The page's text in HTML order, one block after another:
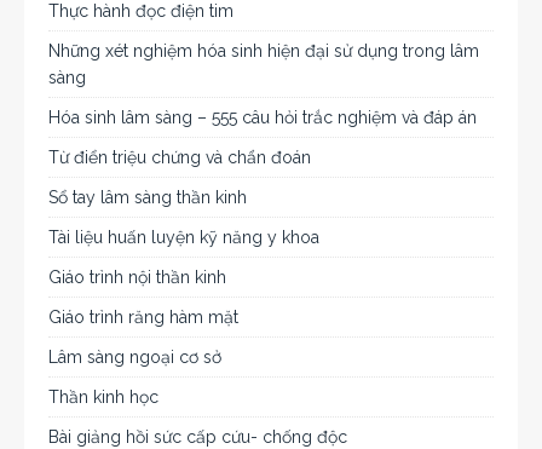
Thực hành đọc điện tim
Những xét nghiệm hóa sinh hiện đại sử dụng trong lâm
sàng
Hóa sinh lâm sàng – 555 câu hỏi trắc nghiệm và đáp án
Từ điển triệu chứng và chẩn đoán
Sổ tay lâm sàng thần kinh
Tài liệu huấn luyện kỹ năng y khoa
Giáo trình nội thần kinh
Giáo trình răng hàm mặt
Lâm sàng ngoại cơ sở
Thần kinh học
Bài giảng hồi sức cấp cứu- chống độc